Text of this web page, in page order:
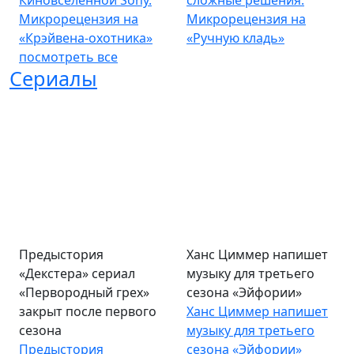
Микрорецензия на
«Крэйвена-охотника»
Микрорецензия на
«Ручную кладь»
посмотреть все
Сериалы
Предыстория
«Декстера» сериал
«Первородный грех»
закрыт после первого
сезона
Предыстория
Ханс Циммер напишет
музыку для третьего
сезона «Эйфории»
Ханс Циммер напишет
музыку для третьего
сезона «Эйфории»